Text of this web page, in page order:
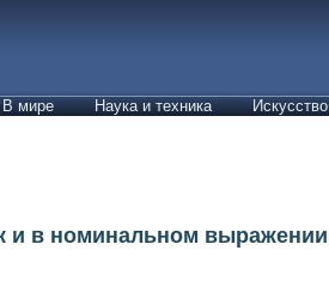
В мире Наука и техника Искусство
и в номинальном выражении